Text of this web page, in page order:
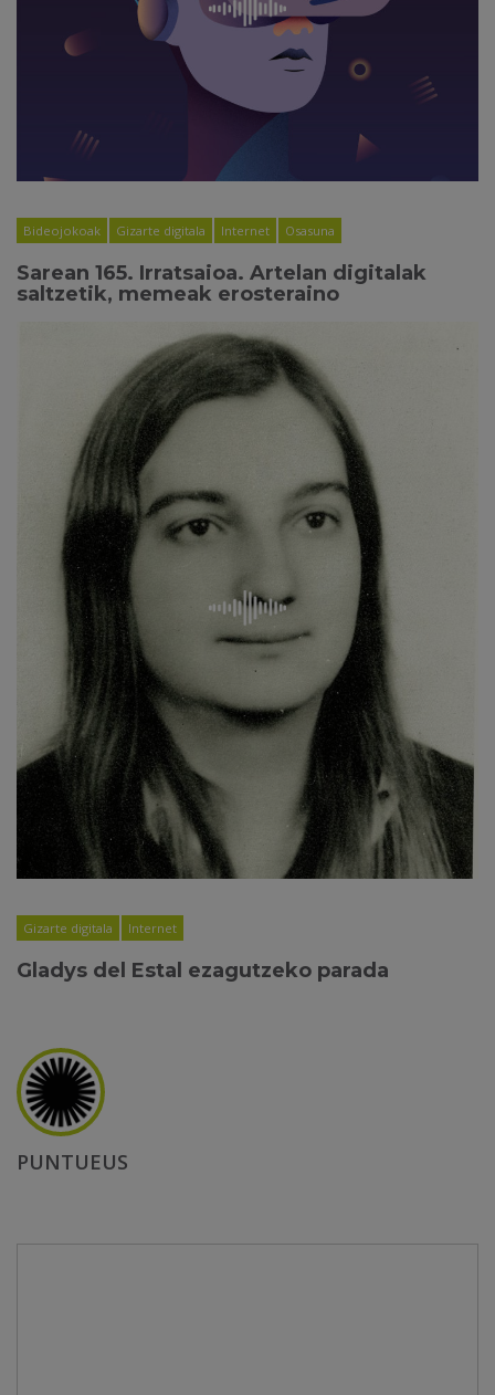
Bideojokoak Gizarte digitala Internet Osasuna
Sarean 165. Irratsaioa. Artelan digitalak
saltzetik, memeak erosteraino
Gizarte digitala Internet
Gladys del Estal ezagutzeko parada
PUNTUEUS